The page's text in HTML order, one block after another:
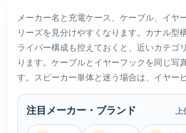
メーカー名と充電ケース、ケーブル、イヤ
リーズを見分けやすくなります。カナル型
ライバー構成も控えておくと、近いカテゴ
ります。ケーブルとイヤーフックを同じ写
す。スピーカー単体と迷う場合は、イヤー
注目メーカー・ブランド